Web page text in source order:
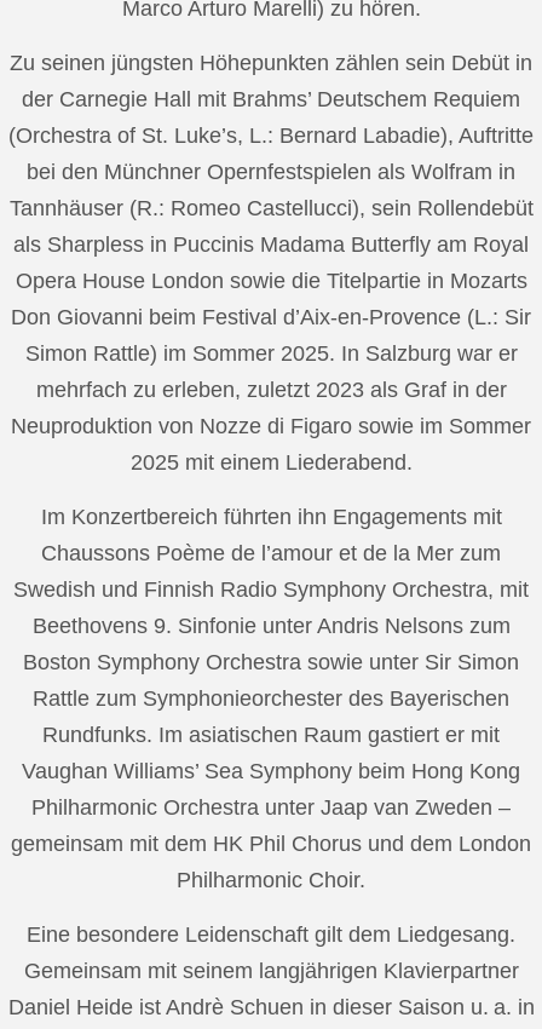
Marco Arturo Marelli) zu hören.
Zu seinen jüngsten Höhepunkten zählen sein Debüt in
der Carnegie Hall mit Brahms’ Deutschem Requiem
(Orchestra of St. Luke’s, L.: Bernard Labadie), Auftritte
bei den Münchner Opernfestspielen als Wolfram in
Tannhäuser (R.: Romeo Castellucci), sein Rollendebüt
als Sharpless in Puccinis Madama Butterfly am Royal
Opera House London sowie die Titelpartie in Mozarts
Don Giovanni beim Festival d’Aix-en-Provence (L.: Sir
Simon Rattle) im Sommer 2025. In Salzburg war er
mehrfach zu erleben, zuletzt 2023 als Graf in der
Neuproduktion von Nozze di Figaro sowie im Sommer
2025 mit einem Liederabend.
Im Konzertbereich führten ihn Engagements mit
Chaussons Poème de l’amour et de la Mer zum
Swedish und Finnish Radio Symphony Orchestra, mit
Beethovens 9. Sinfonie unter Andris Nelsons zum
Boston Symphony Orchestra sowie unter Sir Simon
Rattle zum Symphonieorchester des Bayerischen
Rundfunks. Im asiatischen Raum gastiert er mit
Vaughan Williams’ Sea Symphony beim Hong Kong
Philharmonic Orchestra unter Jaap van Zweden –
gemeinsam mit dem HK Phil Chorus und dem London
Philharmonic Choir.
Eine besondere Leidenschaft gilt dem Liedgesang.
Gemeinsam mit seinem langjährigen Klavierpartner
Daniel Heide ist Andrè Schuen in dieser Saison u. a. in